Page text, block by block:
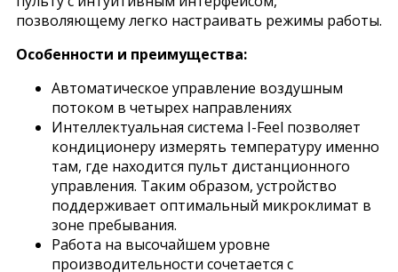
позволяющему легко настраивать режимы работы.
Особенности и преимущества:
Автоматическое управление воздушным
потоком в четырех направлениях
Интеллектуальная система I-Feel позволяет
кондиционеру измерять температуру именно
там, где находится пульт дистанционного
управления. Таким образом, устройство
поддерживает оптимальный микроклимат в
зоне пребывания.
Работа на высочайшем уровне
производительности сочетается с